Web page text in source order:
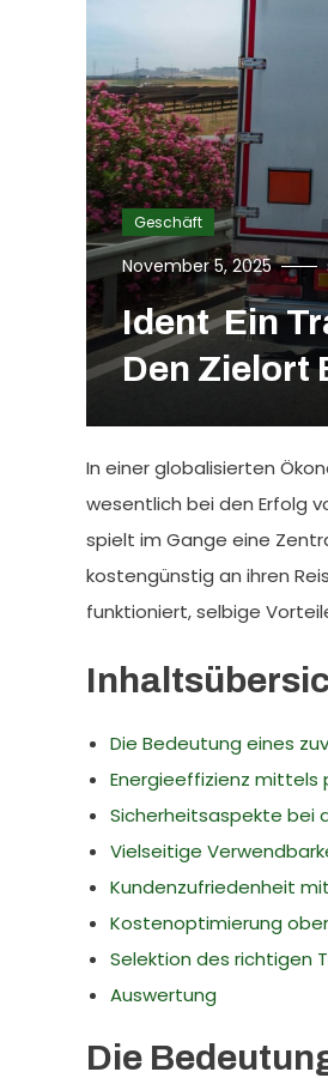
Geschäft
November 5, 2025
Ident Ein
Den Zielort
In einer globalisierten
wesentlich bei den Erfolg
spielt im Gange eine
kostengünstig an ihren
funktioniert, selbige
Die Bedeutung eines
Energieeffizienz mittels
Sicherheitsaspekte bei
Vielseitige
Kundenzufriedenheit
Kostenoptimierung
Selektion des richtigen
Auswertung
Die